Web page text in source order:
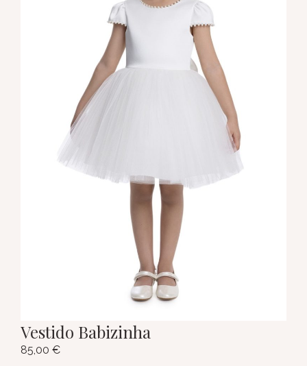
Vestido Babizinha
85,00 €